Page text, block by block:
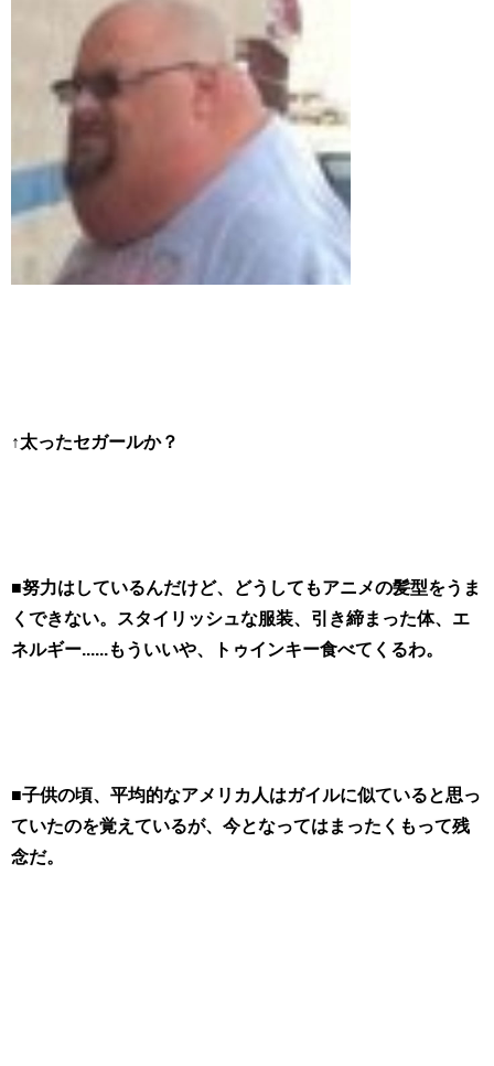
↑太ったセガールか？
■努力はしているんだけど、どうしてもアニメの髪型をうま
くできない。スタイリッシュな服装、引き締まった体、エ
ネルギー......もういいや、トゥインキー食べてくるわ。
■子供の頃、平均的なアメリカ人はガイルに似ていると思っ
ていたのを覚えているが、今となってはまったくもって残
念だ。